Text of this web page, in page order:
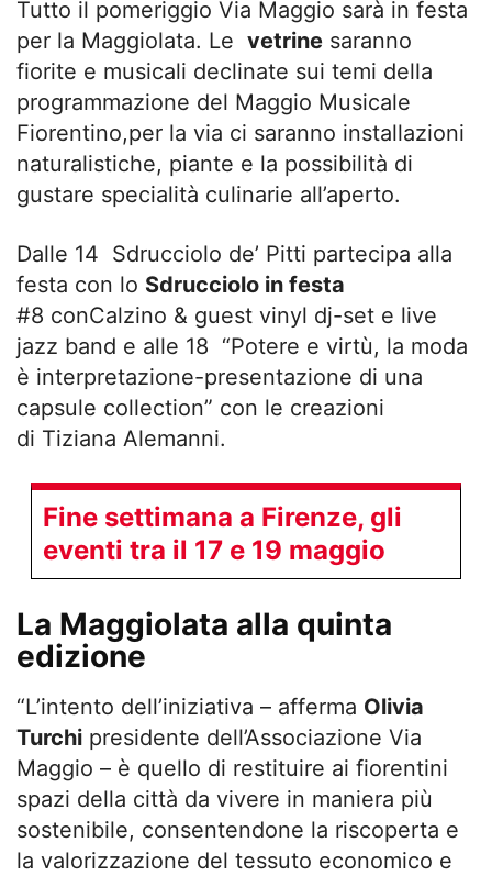
Tutto il pomeriggio Via Maggio sarà in festa
per la Maggiolata. Le vetrine saranno
fiorite e musicali declinate sui temi della
programmazione del Maggio Musicale
Fiorentino,per la via ci saranno installazioni
naturalistiche, piante e la possibilità di
gustare specialità culinarie all’aperto.
Dalle 14 Sdrucciolo de’ Pitti partecipa alla
festa con lo Sdrucciolo in festa
#8 conCalzino & guest vinyl dj-set e live
jazz band e alle 18 “Potere e virtù, la moda
è interpretazione-presentazione di una
capsule collection” con le creazioni
di Tiziana Alemanni.
Fine settimana a Firenze, gli
eventi tra il 17 e 19 maggio
La Maggiolata alla quinta
edizione
“L’intento dell’iniziativa – afferma Olivia
Turchi presidente dell’Associazione Via
Maggio – è quello di restituire ai fiorentini
spazi della città da vivere in maniera più
sostenibile, consentendone la riscoperta e
la valorizzazione del tessuto economico e